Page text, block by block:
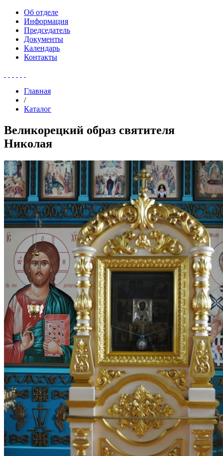
Об отделе
Информация
Председатель
Документы
Календарь
Контакты
Главная
/
Каталог
Великорецкий образ святителя
Николая